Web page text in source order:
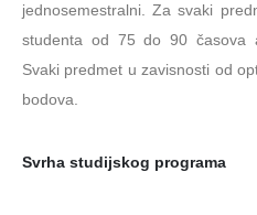
jednosemestralni. Za svaki
studenta od 75 do 90 časova
Svaki predmet u zavisnosti od
bodova.
Svrha studijskog programa